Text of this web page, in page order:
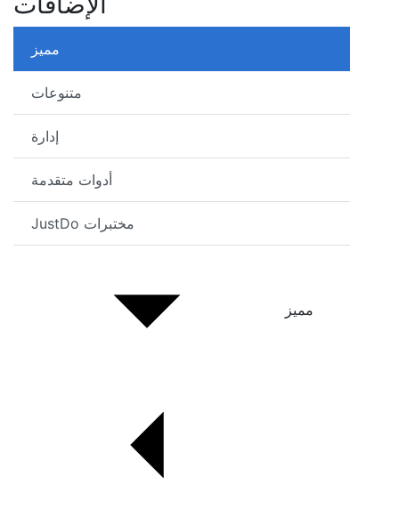
مميز
متنوعات
إدارة
أدوات متقدمة
مختبرات JustDo
مميز